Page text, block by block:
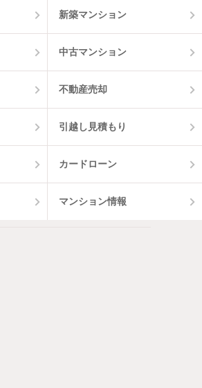
新築マンション
中古マンション
不動産売却
引越し見積もり
カードローン
マンション情報